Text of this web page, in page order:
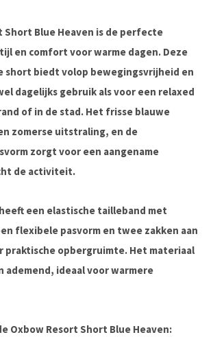
Short Blue Heaven is de perfecte
en comfort voor warme dagen. Deze
short biedt volop bewegingsvrijheid en
dagelijks gebruik als voor een relaxed
of in de stad. Het frisse blauwe
zomerse uitstraling, en de
zorgt voor een aangename
de activiteit.
een elastische tailleband met
flexibele pasvorm en twee zakken aan
praktische opbergruimte. Het materiaal
ademend, ideaal voor warmere
Oxbow Resort Short Blue Heaven: